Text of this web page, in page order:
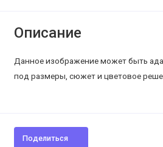
Описание
Данное изображение может быть
под размеры, сюжет и цветовое
Поделиться